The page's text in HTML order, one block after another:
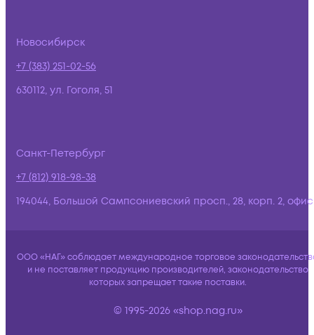
Новосибирск
+7 (383) 251-02-56
630112, ул. Гоголя, 51
Санкт-Петербург
+7 (812) 918-98-38
194044, Большой Сампсониевский просп., 28, корп. 2,
ООО «НАГ» соблюдает международное торговое
и не поставляет продукцию производителей, законодательство
которых запрещает такие поставки.
© 1995-2026 «shop.nag.ru»